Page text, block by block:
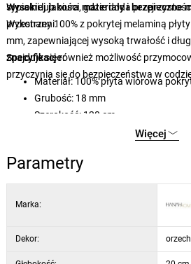
sypialni lub biura, gdzie doda
przestrzeni.
Wysokiej jakości materiały i bezpieczne
Wykonany 100% z pokrytej melaminą
mm, zapewniającej wysoką trwałość i
znajduje się również możliwość
przyczynia się do bezpieczeństwa w
Specyfikacje:
Materiał: 100% płyta wiórowa
Grubość: 18 mm
Szerokość: 120 cm
Kolor: biały i orzech
Możliwość przymocowania do
Więcej
Parametry
Marka:
Dekor: orzech